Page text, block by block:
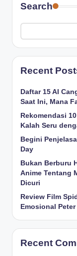
m
Search
Recent
Daftar 15 AI
Saat Ini, Mana
Rekomendasi
Kalah Seru
Begini
Day
Bukan Berburu
Anime Tentang
Dicuri
Review Film
Emosional
Recent